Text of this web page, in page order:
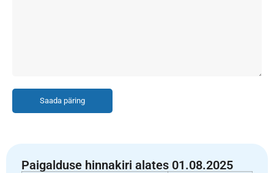
Saada päring
Paigalduse hinnakiri alates 01.08.2025